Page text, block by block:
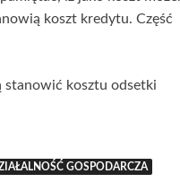
koszt kredytu. Część
stanowić kosztu odsetki
GOSPODARCZA